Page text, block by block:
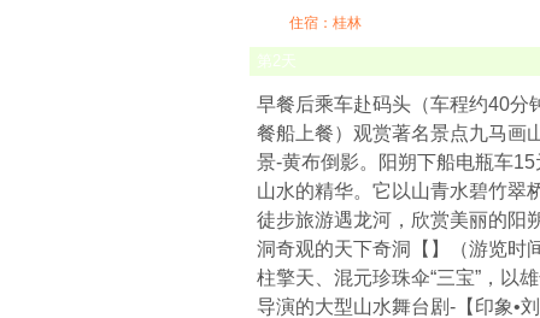
住宿：桂林
第2天
早餐后乘车赴码头（车程约40
餐船上餐）观赏著名景点九马画
景-黄布倒影。阳朔下船电瓶车
山水的精华。它以山青水碧竹翠
徒步旅游遇龙河，欣赏美丽的阳
洞奇观的天下奇洞【】（游览时
柱擎天、混元珍珠伞“三宝”，以
导演的大型山水舞台剧-【印象•